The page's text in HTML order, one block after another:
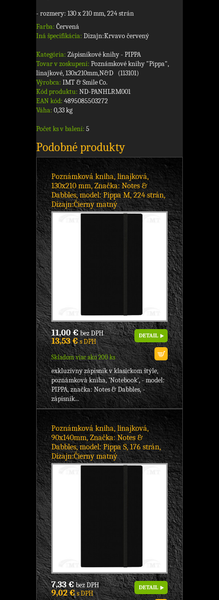
- rozmery: 130 x 210 mm, 224 strán
Farba: Červená
Iná špecifikácia: Dizajn:Krvavo červený
Kategória: Zápisníkové knihy - PIPPA
Tovar v zoskupení: Poznámkové knihy "Pippa",
linajkové, 130x210mm,N&D (113101)
Výrobca: IMT & Smile Co.
Kód produktu: ND-PANHLRM001
EAN kód: 4895085503272
Váha: 0,33 kg
Počet ks v balení: 5
Podobné produkty
Poznámková kniha, linajková,
130x210 mm, Značka: Notes &
Dabbles, model: Pippa M, 224 strán,
Dizajn:Čierny matný
11,00 €bez DPH
13,53 €s DPH
Skladom viac ako 200 ks
DETAIL
exkluzívny zápisník v klasickom štýle,
poznámková kniha, 'Notebook', - model:
PIPPA, značka: Notes & Dabbles, -
zápisník...
Poznámková kniha, linajková,
90x140mm, Značka: Notes &
Dabbles, model: Pippa S, 176 strán,
Dizajn:Čierny matný
7,33 €bez DPH
9,02 €s DPH
DETAIL